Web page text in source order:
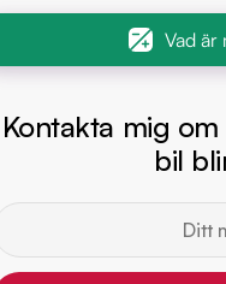
Vad är
Kontakta mig
bil